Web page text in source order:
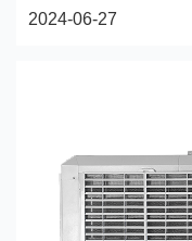
的使用体验。
2024-06-27